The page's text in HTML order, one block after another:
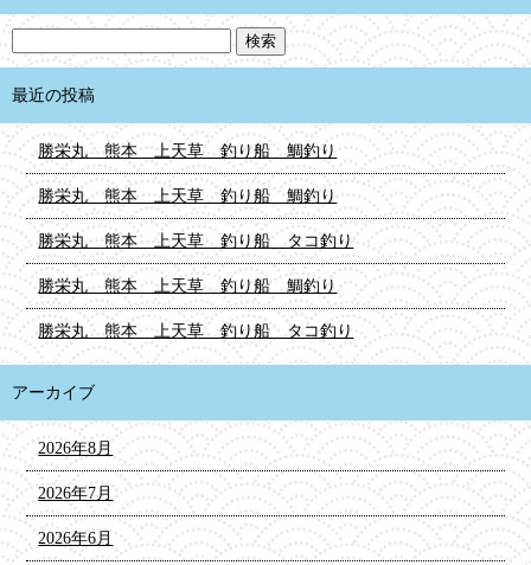
最近の投稿
勝栄丸 熊本 上天草 釣り船 鯛釣り
勝栄丸 熊本 上天草 釣り船 鯛釣り
勝栄丸 熊本 上天草 釣り船 タコ釣り
勝栄丸 熊本 上天草 釣り船 鯛釣り
勝栄丸 熊本 上天草 釣り船 タコ釣り
アーカイブ
2026年8月
2026年7月
2026年6月